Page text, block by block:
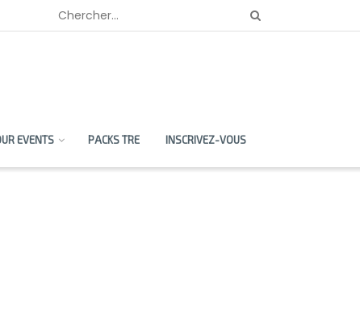
EVENTS PACKS TRE INSCRIVEZ-VOUS